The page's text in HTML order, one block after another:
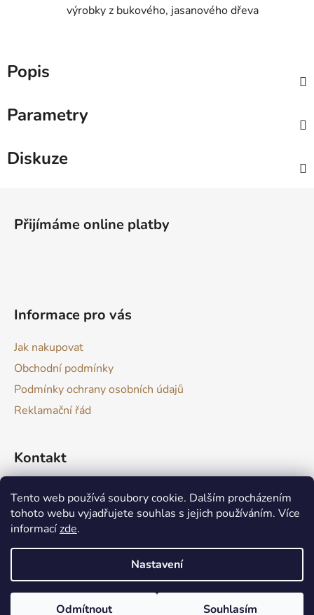
Tento web používá soubory cookie. Dalším procházením
tohoto webu vyjadřujete souhlas s jejich používáním. Více
informacízde.
Nastavení
Odmítnout Souhlasím
Produkt není skladem? Nic se neděje :) Aktuálně zvládám výrobu
takových produktů do 1 až 2 týdnu. V případě potřeby je možné
výrobky z bukového, jasanového dřeva
Popis
Parametry
Diskuze
Přijímáme online platby
Informace pro vás
Jak nakupovat
Obchodní podmínky
Podmínky ochrany osobních údajů
Reklamační řád
Kontakt
drevokazuv @gmail.com
Vytvořil Shoptet